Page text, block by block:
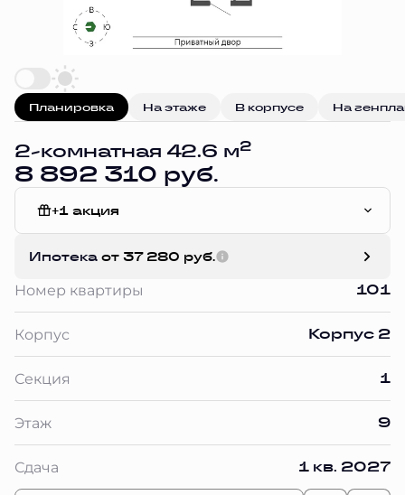
Планировка На этаже В корпусе На
2-комнатная 42.6 м2
8 892 310 руб.
+1 акция
Ипотека от 37 280 руб.
Номер квартиры 101
Корпус Корпус 2
Секция 1
Этаж 9
Сдача 1 кв. 2027